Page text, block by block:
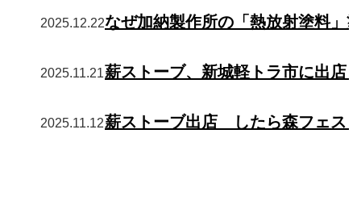
2025.12.22なぜ加納製作所の「熱放射塗料」
2025.11.21薪ストーブ、新城軽トラ市に出店
2025.11.12薪ストーブ出店 したら森フェス